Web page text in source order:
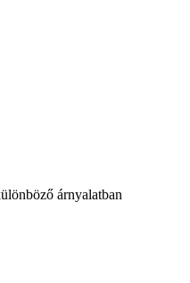
árnyalatban